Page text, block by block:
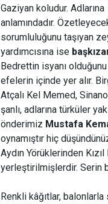
Gaziyan koludur. Adlarına
anlamındadır.
sorumluluğunu taşıyan
yardımcısına ise
Bedrettin isyanı
efelerin içinde yer alır.
Atçalı Kel Memed,
şanlı, adlarına türküler
önderimiz Mustafa
oynamıştır hiç
Aydın Yörüklerinden
yerleştirilmişlerdir. Serin
Renkli kâğıtlar,